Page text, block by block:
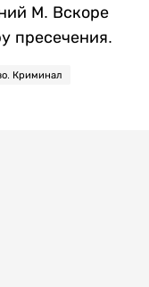
М. Вскоре
пресечения.
Криминал